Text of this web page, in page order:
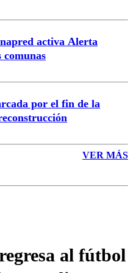
activa Alerta
comunas
por el fin de la
VER MÁS
al fútbol